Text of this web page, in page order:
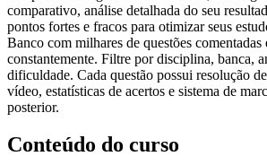
comparativo, análise detalhada do seu
pontos fortes e fracos para otimizar seus
Banco com milhares de questões comentadas
constantemente. Filtre por disciplina, banca,
dificuldade. Cada questão possui resolução
vídeo, estatísticas de acertos e sistema de
posterior.
Conteúdo do curso